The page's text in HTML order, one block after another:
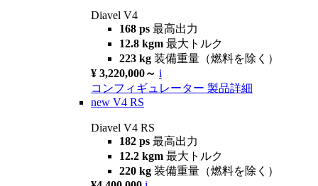
Diavel V4
168 ps 最高出力
12.8 kgm 最大トルク
223 kg 装備重量（燃料を除く）
¥ 3,220,000～ i
コンフィギュレーター 製品詳細
new V4 RS
Diavel V4 RS
182 ps 最高出力
12.2 kgm 最大トルク
220 kg 装備重量（燃料を除く）